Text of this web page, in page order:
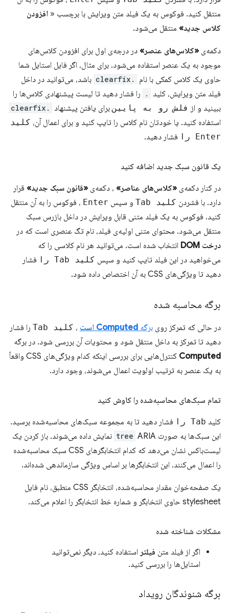
منتقل کنید. فوکوس به یک فیلد متن ویرایش با برچسب « افزودن
کلاس جدید» منتقل می‌شود.
دکمه‌ی «کلاس‌های عنصر» در درجه‌ی اول برای افزودن کلاس‌های
موجود به یک عنصر استفاده می‌شود. برای مثال، اگر فایل استایل شما
حاوی یک کلاس کمکی با نام
.clearfix
باشد، می‌توانید در داخل
فیلد متن ویرایش، کلید
.
را فشار دهید تا لیست پیشنهادی کلاس‌ها را
ببینید و از فلش رو به پایینبرای یافتن پیشنهاد .clearfix
استفاده کنید. یا خودتان نام کلاس را تایپ کنید و برای اعمال آن، کلید
Enter را
فشار دهید.
یک قانون سبک جدید اضافه کنید
در کنار دکمه‌ی «کلاس‌های عناصر» ، دکمه‌ی «قانون سبک جدید» قرار
دارد. با فشردن کلید Tab و سپس Enter ، فوکوس را به آن منتقل
کنید. فوکوس به یک فیلد متنی قابل ویرایش در داخل بازرس سبک
منتقل می‌شود. محتوای متنی اولیه‌ی فیلد، نام تگ عنصری است که در
درخت DOM
انتخاب شده است. می‌توانید هر نام کلاسی را که
می‌خواهید در این فیلد تایپ کنید و سپس کلید Tab را
فشار
دهید تا ویژگی‌های CSS به آن اختصاص داده شود.
برگه محاسبه شده
در حالی که تمرکز روی برگه Computed است ، کلید Tab
را فشار
دهید تا تمرکز به داخل منتقل شود و محتویات آن بررسی شود. در برگه
Computed
کنترل‌هایی برای بررسی اینکه کدام ویژگی‌های CSS واقعاً
به یک عنصر به ترتیب اولویت اعمال می‌شوند، وجود دارد.
تمام سبک‌های محاسبه‌شده را کاوش کنید
کلید Tab را
فشار دهید تا به مجموعه سبک‌های محاسبه‌شده برسید.
این سبک‌ها به صورت
tree ARIA نمایش داده می‌شوند. باز کردن یک
لیست‌باکس نشان می‌دهد که کدام انتخابگرهای CSS سبک محاسبه‌شده
را اعمال می‌کنند. این انتخابگرها بر اساس ویژگی سازماندهی شده‌اند.
یک صفحه‌خوان مقدار محاسبه‌شده، انتخابگر CSS منطبق، نام فایل
stylesheet حاوی انتخابگر و شماره خط انتخابگر را اعلام می‌کند.
مشکلات شناخته شده
اگر از فیلد متن فیلتر استفاده کنید، دیگر نمی‌توانید
استایل‌ها را بررسی کنید.
برگه شنوندگان رویداد